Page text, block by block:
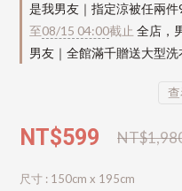
是我男友｜指定涼被任兩件
至08/15 04:00截止 全店，
男友｜全館滿千贈送大型
NT$599
尺寸 : 150cm x 195cm